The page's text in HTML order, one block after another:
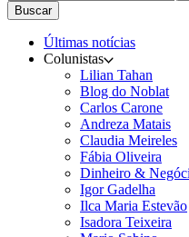
Buscar
Últimas notícias
Colunistas
Lilian Tahan
Blog do Noblat
Carlos Carone
Andreza Matais
Claudia Meireles
Fábia Oliveira
Dinheiro &
Igor Gadelha
Ilca Maria Estevão
Isadora Teixeira